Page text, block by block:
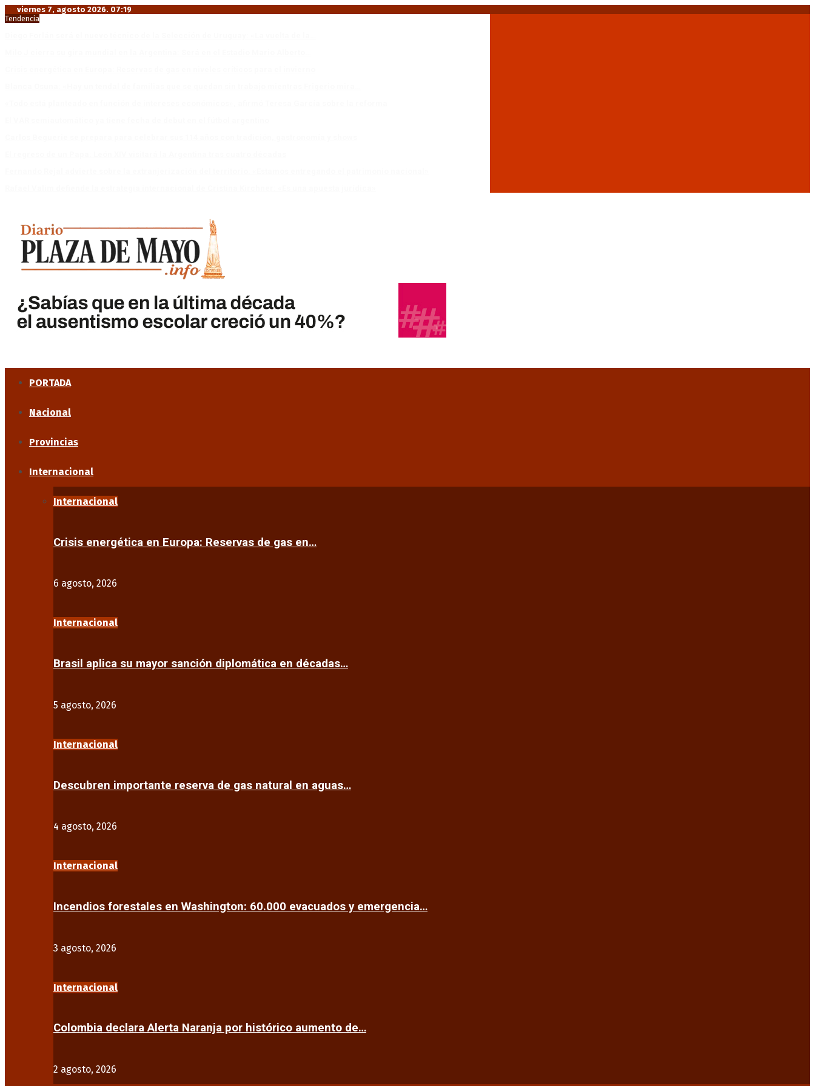
viernes 7, agosto 2026. 07:19
Tendencia
PORTADA
Nacional
Provincias
Internacional
Internacional
Crisis energética en Europa: Reservas de gas en…
6 agosto, 2026
Internacional
Brasil aplica su mayor sanción diplomática en décadas…
5 agosto, 2026
Internacional
Descubren importante reserva de gas natural en aguas…
4 agosto, 2026
Internacional
Incendios forestales en Washington: 60.000 evacuados y emergencia…
3 agosto, 2026
Internacional
Colombia declara Alerta Naranja por histórico aumento de…
2 agosto, 2026